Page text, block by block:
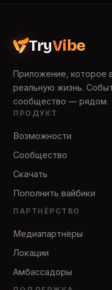
TryVibe
Приложение, которое
реальную жизнь.
сообщество — рядом.
ПРОДУКТ
Возможности
Сообщество
Скачать
Пополнить вайбики
ПАРТНЁРСТВО
Медиапартнёры
Локации
Амбассадоры